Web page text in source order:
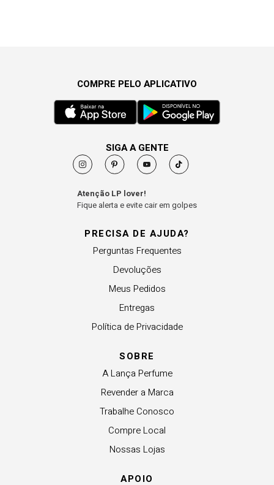
PRECISA DE AJUDA?
Perguntas Frequentes
Devoluções
Meus Pedidos
Entregas
Política de Privacidade
SOBRE
A Lança Perfume
Revender a Marca
Trabalhe Conosco
Compre Local
Nossas Lojas
APOIO
COMPRE PELO APLICATIVO
SIGA A GENTE
Atenção LP lover!
Fique alerta e evite cair em golpes